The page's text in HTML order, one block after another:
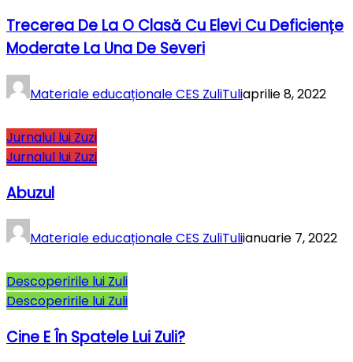
Trecerea De La O Clasă Cu Elevi Cu Deficiențe
Moderate La Una De Severi
Materiale educaționale CES ZuliTuliaprilie 8, 2022
Jurnalul lui Zuzi
Jurnalul lui Zuzi
Abuzul
Materiale educaționale CES ZuliTuliianuarie 7, 2022
Descoperirile lui Zuli
Descoperirile lui Zuli
Cine E În Spatele Lui Zuli?